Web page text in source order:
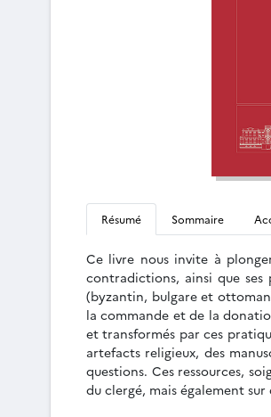
Résumé Sommaire
Ce livre nous invite à
contradictions, ainsi que ses
(byzantin, bulgare et
la commande et de la
et transformés par ces
artefacts religieux, des
questions. Ces ressources,
du clergé, mais également